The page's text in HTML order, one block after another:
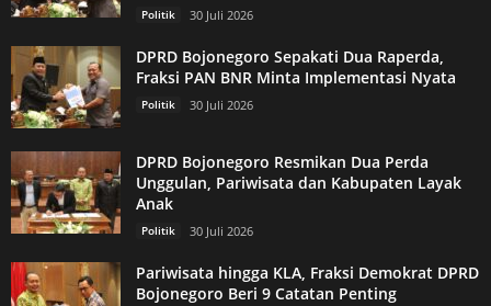
Politik 30 Juli 2026
DPRD Bojonegoro Sepakati Dua Raperda,
Fraksi PAN BNR Minta Implementasi Nyata
Politik 30 Juli 2026
DPRD Bojonegoro Resmikan Dua Perda
Unggulan, Pariwisata dan Kabupaten Layak
Anak
Politik 30 Juli 2026
Pariwisata hingga KLA, Fraksi Demokrat DPRD
Bojonegoro Beri 9 Catatan Penting